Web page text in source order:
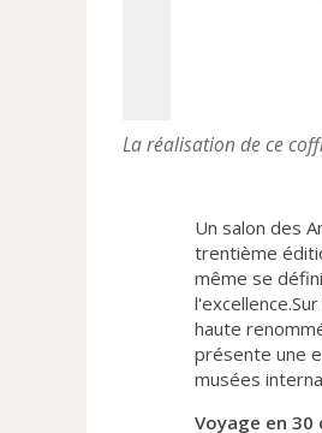
La réalisation de ce
Un salon des
trentième
même se
haute
présente une
musées
Voyage en